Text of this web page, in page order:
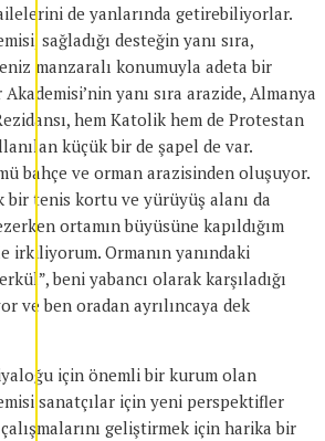
de yanlarında getirebiliyorlar.
sağladığı desteğin yanı sıra,
manzaralı konumuyla adeta bir
yanı sıra arazide, Almanya
hem Katolik hem de Protestan
küçük bir de şapel de var.
bahçe ve orman arazisinden oluşuyor.
bir tenis kortu ve yürüyüş alanı da
ortamın büyüsüne kapıldığım
irkiliyorum. Ormanın yanındaki
beni yabancı olarak karşıladığı
ve ben oradan ayrılıncaya dek
için önemli bir kurum olan
sanatçılar için yeni perspektifler
geliştirmek için harika bir